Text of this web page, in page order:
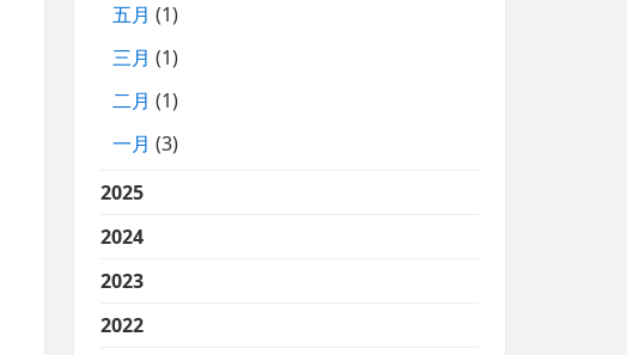
五月 (1)
三月 (1)
二月 (1)
一月 (3)
2025
2024
2023
2022